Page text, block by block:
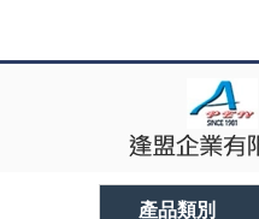
產品類別